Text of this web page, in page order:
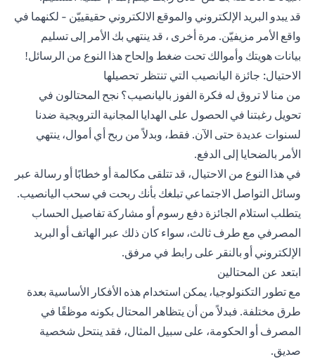
قد يبدو البريد الإلكتروني والموقع الالكتروني حقيقييّن - لكنهما في
واقع الأمر مزيفيّن. مرة أخرى ، قد ينتهي بك الأمر إلى تسليم
بيانات هويتك وأموالك تحت ضغط وإلحاح هذا النوع من الرسائل!
الاحتيال: جائزة اليانصيب التي تنتظر تحصيلها
من منا لا تروق له فكرة الفوز باليانصيب؟ نجح المحتالون في
تحويل رغبتنا في الحصول على الهدايا المجانية الترويجية ضدنا
لسنوات عديدة حتى الآن. فقط، وبدلاً من ربح أي أموال، ينتهي
الأمر بالضحايا إلى الدفع.
في هذا النوع من الاحتيال، قد تتلقى مكالمة أو خطابًا أو رسالة عبر
وسائل التواصل الاجتماعي تبلغك بأنك ربحت في سحب اليانصيب.
يتطلب استلام الجائزة دفع رسوم أو مشاركة تفاصيل الحساب
المصرفي مع طرف ثالث، سواء كان ذلك عبر الهاتف أو البريد
الإلكتروني أو بالنقر على رابط في مرفق.
ابتعد عن المحتالين
مع تطور التكنولوجيا، يمكن استخدام هذه الأفكار الأساسية بعدة
طرق مختلفة. فبدلاً من أن يتظاهر المحتال بكونه موظفًا في
المصرف أو الحكومة، على سبيل المثال، فقد ينتحل شخصية
صديق.